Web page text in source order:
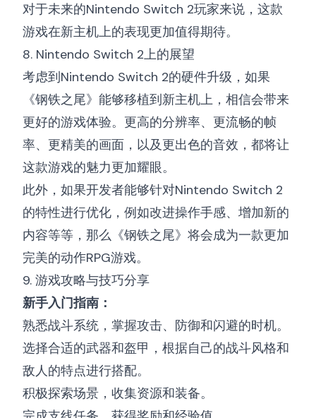
对于未来的Nintendo Switch 2玩家来说，这款
游戏在新主机上的表现更加值得期待。
8. Nintendo Switch 2上的展望
考虑到Nintendo Switch 2的硬件升级，如果
《钢铁之尾》能够移植到新主机上，相信会带来
更好的游戏体验。更高的分辨率、更流畅的帧
率、更精美的画面，以及更出色的音效，都将让
这款游戏的魅力更加耀眼。
此外，如果开发者能够针对Nintendo Switch 2
的特性进行优化，例如改进操作手感、增加新的
内容等等，那么《钢铁之尾》将会成为一款更加
完美的动作RPG游戏。
9. 游戏攻略与技巧分享
新手入门指南：
熟悉战斗系统，掌握攻击、防御和闪避的时机。
选择合适的武器和盔甲，根据自己的战斗风格和
敌人的特点进行搭配。
积极探索场景，收集资源和装备。